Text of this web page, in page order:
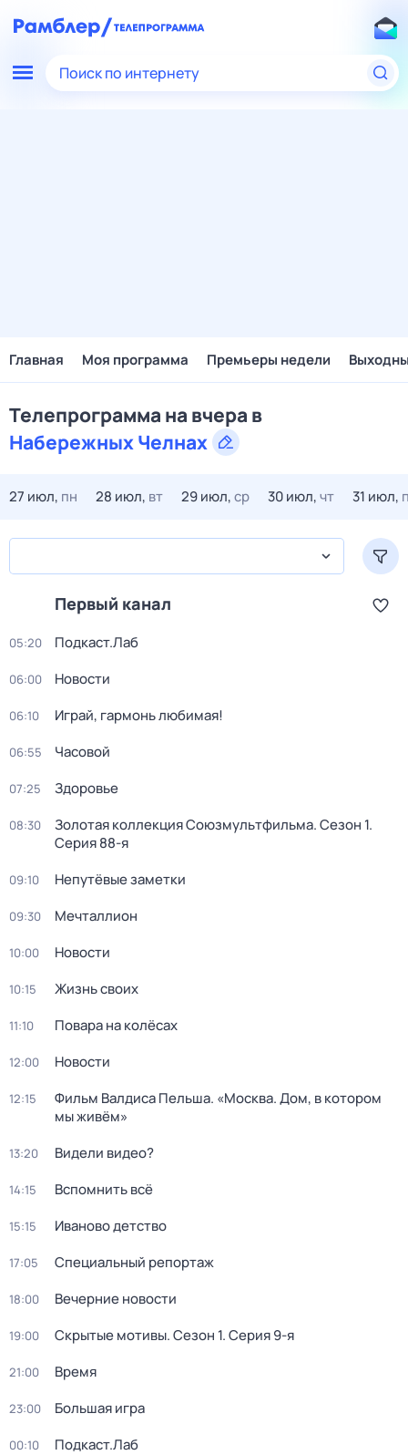
Поиск по интернету
Главная Моя программа Премьеры недели
Телепрограмма на вчера в
Набережных Челнах
27 июл, пн 28 июл, вт 29 июл,ср 30 июл,чт 31 июл,
Первый канал
05:20 Подкаст.Лаб
06:00 Новости
06:10 Играй, гармонь любимая!
06:55 Часовой
07:25 Здоровье
08:30 Золотая коллекция Союзмультфильма. Сезон 1.
Серия 88-я
09:10 Непутёвые заметки
09:30 Мечталлион
10:00 Новости
10:15 Жизнь своих
11:10 Повара на колёсах
12:00 Новости
12:15
Фильм Валдиса Пельша. «Москва. Дом, в котором
мы живём»
13:20 Видели видео?
14:15 Вспомнить всё
15:15 Иваново детство
17:05 Специальный репортаж
18:00 Вечерние новости
19:00 Скрытые мотивы. Сезон 1. Серия 9-я
21:00 Время
23:00 Большая игра
00:10 Подкаст.Лаб